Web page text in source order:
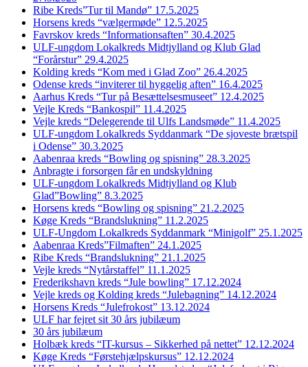
Ribe Kreds”Tur til Mandø” 17.5.2025
Horsens kreds “vælgermøde” 12.5.2025
Favrskov kreds “Informationsaften” 30.4.2025
ULF-ungdom Lokalkreds Midtjylland og Klub Glad
“Forårstur” 29.4.2025
Kolding kreds “Kom med i Glad Zoo” 26.4.2025
Odense kreds “inviterer til hyggelig aften” 16.4.2025
Aarhus Kreds “Tur på Besættelsesmuseet” 12.4.2025
Vejle Kreds “Bankospil” 11.4.2025
Vejle kreds “Delegerende til Ulfs Landsmøde” 11.4.2025
ULF-ungdom Lokalkreds Syddanmark “De sjoveste brætspil
i Odense” 30.3.2025
Aabenraa kreds “Bowling og spisning” 28.3.2025
Anbragte i forsorgen får en undskyldning
ULF-ungdom Lokalkreds Midtjylland og Klub
Glad”Bowling” 8.3.2025
Horsens kreds “Bowling og spisning” 21.2.2025
Køge Kreds “Brandslukning” 11.2.2025
ULF-Ungdom Lokalkreds Syddanmark “Minigolf” 25.1.2025
Aabenraa Kreds”Filmaften” 24.1.2025
Ribe Kreds “Brandslukning” 21.1.2025
Vejle kreds “Nytårstaffel” 11.1.2025
Frederikshavn kreds “Jule bowling” 17.12.2024
Vejle kreds og Kolding kreds “Julebagning” 14.12.2024
Horsens Kreds “Julefrokost” 13.12.2024
ULF har fejret sit 30 års jubilæum
30 års jubilæum
Holbæk kreds “IT-kursus – Sikkerhed på nettet” 12.12.2024
Køge Kreds “Førstehjælpskursus” 12.12.2024